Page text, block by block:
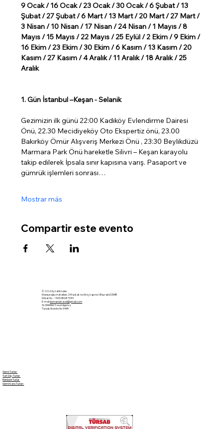
9 Ocak / 16 Ocak / 23 Ocak / 30 Ocak / 6 Şubat / 13
Şubat / 27 Şubat / 6 Mart / 13 Mart / 20 Mart / 27 Mart /
3 Nisan / 10 Nisan / 17 Nisan / 24 Nisan / 1 Mayıs / 8
Mayıs / 15 Mayıs / 22 Mayıs / 25 Eylül / 2 Ekim / 9 Ekim /
16 Ekim / 23 Ekim / 30 Ekim / 6 Kasım / 13 Kasım / 20
Kasım / 27 Kasım / 4 Aralık / 11 Aralık / 18 Aralık / 25
Aralık
1. Gün İstanbul –Keşan - Selanik
Gezimizin ilk günü 22:00 Kadıköy Evlendirme Dairesi
Önü, 22.30 Mecidiyeköy Oto Ekspertiz önü, 23.00
Bakırköy Ömür Alışveriş Merkezi Önü , 23:30 Beylikdüzü
Marmara Park Önü hareketle Silivri – Keşan karayolu
takip edilerek İpsala sınır kapısına varış. Pasaport ve
gümrük işlemleri sonrası…
Mostrar más
Compartir este evento
Gemi Turları
Yurt Dışı Turlar
Rehberli Turlar
Gemi Kara Turları
© 2026 by tatilcruise
Mansuroğlu mahallesi 259 sokak no:56 iç kapı no:1 Bayraklı/İZMİR
İrtibat No - +905386873191
E-mailslomaniatravel@gmail.com
SLOMANIA Travel Agency
Tursab Acente No 9449